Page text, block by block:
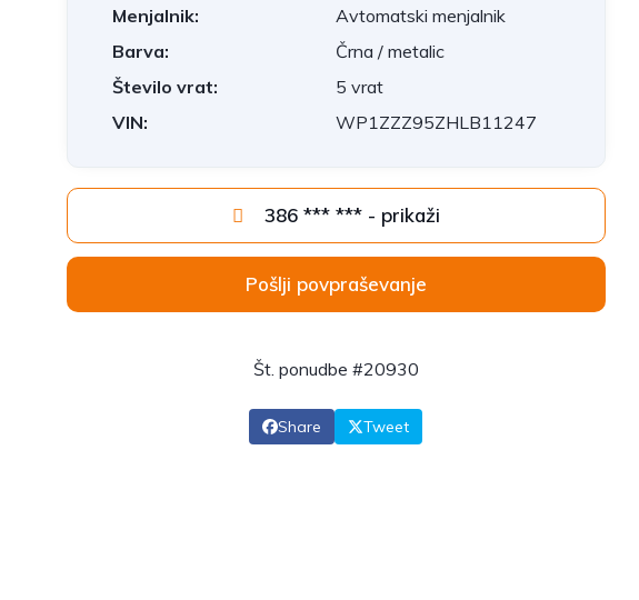
Menjalnik:
Avtomatski menjalnik
Barva:
Črna / metalic
Število vrat:
5 vrat
VIN:
WP1ZZZ95ZHLB11247
386 *** *** - prikaži
Pošlji povpraševanje
Št. ponudbe #20930
Share Tweet